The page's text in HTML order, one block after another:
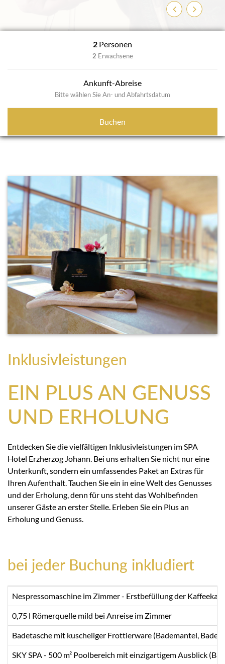
ZurückWeiter
2 Personen
2 Erwachsene
Ankunft-Abreise
Bitte wählen Sie An- und Abfahrtsdatum
Buchen
Inklusivleistungen
EIN PLUS AN GENUSS
UND ERHOLUNG
Entdecken Sie die vielfältigen Inklusivleistungen im SPA
Hotel Erzherzog Johann. Bei uns erhalten Sie nicht nur eine
Unterkunft, sondern ein umfassendes Paket an Extras für
Ihren Aufenthalt. Tauchen Sie ein in eine Welt des Genusses
und der Erholung, denn für uns steht das Wohlbefinden
unserer Gäste an erster Stelle. Erleben Sie ein Plus an
Erholung und Genuss.
bei jeder Buchung inkludiert
Nespressomaschine im Zimmer - Erstbefüllung der
0,75 l Römerquelle mild bei Anreise im Zimmer
Badetasche mit kuscheliger Frottierware (Bademantel,
SKY SPA - 500 m² Poolbereich mit einzigartigem Ausblick